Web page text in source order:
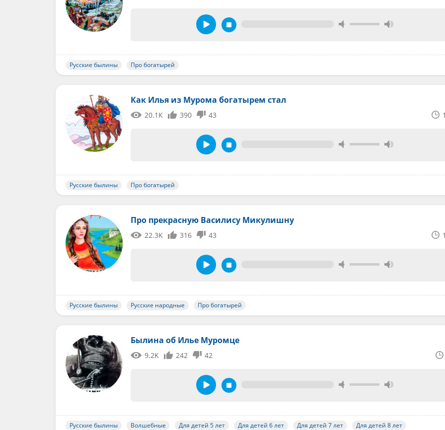
Русские былины Про богатырей
Как Илья из Мурома богатырем стал
20.1K 390 43
Русские былины Про богатырей
Про прекрасную Василису Микулишну
22.3K 316 43
Русские былины Русские народные Про богатырей
Былина об Илье Муромце
9.2K 242 42
Русские былины Волшебные Для детей 5 лет Для детей 6 лет Для детей 7 лет
Для детей 8 лет